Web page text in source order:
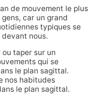
de mouvement le plus
car un grand
typiques se
nous.
ou taper sur un
qui se
le plan sagittal.
nos habitudes
le plan sagittal.